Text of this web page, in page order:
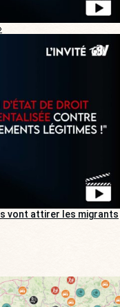
vont attirer les migrants